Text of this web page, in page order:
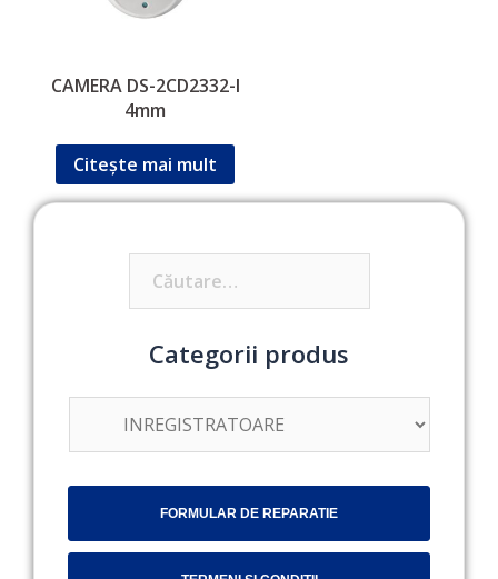
CAMERA DS-2CD2332-I
4mm
Citește mai mult
Categorii produs
FORMULAR DE REPARATIE